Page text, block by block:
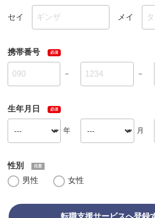
セイ メイ
携帯番号
－ －
生年月日
年 月
性別
男性
女性
転職支援サービスへ登録